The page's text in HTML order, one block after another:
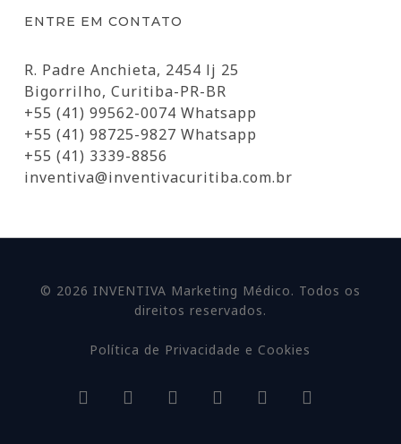
ENTRE EM CONTATO
R. Padre Anchieta, 2454 lj 25
Bigorrilho, Curitiba-PR-BR
+55 (41) 99562-0074 Whatsapp
+55 (41) 98725-9827 Whatsapp
+55 (41) 3339-8856
inventiva@inventivacuritiba.com.br
© 2026 INVENTIVA Marketing Médico. Todos os
direitos reservados.
Política de Privacidade e Cookies
facebooklinkedinyoutubegoogle-instagramwhatsapp